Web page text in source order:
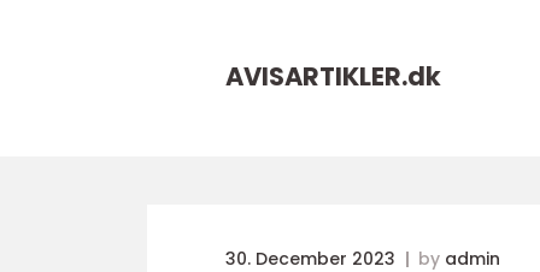
AVISARTIKLER.dk
30. December 2023 by admin